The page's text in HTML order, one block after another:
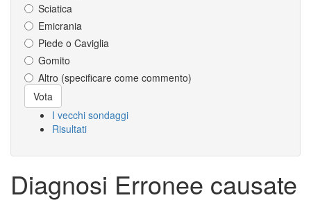
Sciatica
Emicrania
Piede o Caviglia
Gomito
Altro (specificare come commento)
Scelte
Vota
I vecchi sondaggi
Risultati
Diagnosi Erronee causate